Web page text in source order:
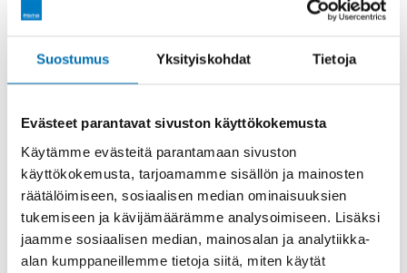
Suostumus Yksityiskohdat Tietoja
Evästeet parantavat sivuston käyttökokemusta
Käytämme evästeitä parantamaan sivuston
käyttökokemusta, tarjoamamme sisällön ja mainosten
räätälöimiseen, sosiaalisen median ominaisuuksien
tukemiseen ja kävijämäärämme analysoimiseen. Lisäksi
jaamme sosiaalisen median, mainosalan ja analytiikka-
alan kumppaneillemme tietoja siitä, miten käytät
Rahoitusaika (kk)
Käsiraha tai vaihtoauto (€)